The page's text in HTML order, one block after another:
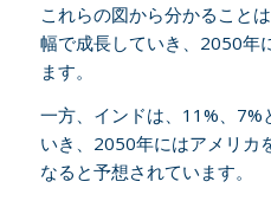
これらの図から分かること
幅で成長していき、2050年
ます。
一方、インドは、11%、7%
いき、2050年にはアメリカ
なると予想されています。